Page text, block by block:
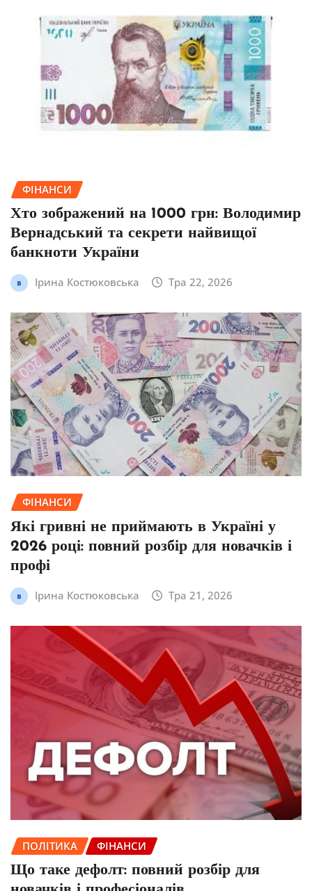
ФІНАНСИ
Хто зображений на 1000 грн: Володимир
Вернадський та секрети найвищої
банкноти України
Ірина Костюковська Тра 22, 2026
ФІНАНСИ
Які гривні не приймають в Україні у
2026 році: повний розбір для новачків і
профі
Ірина Костюковська Тра 21, 2026
ПОЛІТИКА ФІНАНСИ
Що таке дефолт: повний розбір для